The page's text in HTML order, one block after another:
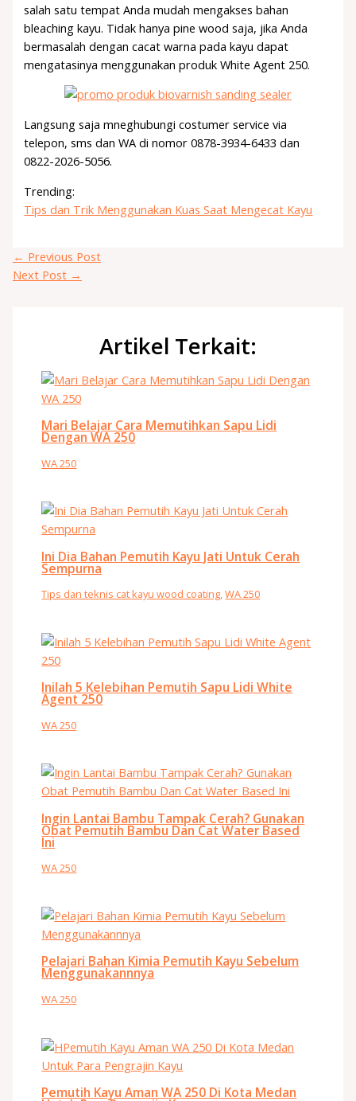
salah satu tempat Anda mudah mengakses bahan
bleaching kayu. Tidak hanya pine wood saja, jika Anda
bermasalah dengan cacat warna pada kayu dapat
mengatasinya menggunakan produk White Agent 250.
Langsung saja mneghubungi costumer service via
telepon, sms dan WA di nomor 0878-3934-6433 dan
0822-2026-5056.
Trending:
Tips dan Trik Menggunakan Kuas Saat Mengecat Kayu
← Previous Post
Next Post →
Artikel Terkait:
Mari Belajar Cara Memutihkan Sapu Lidi
Dengan WA 250
WA 250
Ini Dia Bahan Pemutih Kayu Jati Untuk Cerah
Sempurna
Tips dan teknis cat kayu wood coating,WA 250
Inilah 5 Kelebihan Pemutih Sapu Lidi White
Agent 250
WA 250
Ingin Lantai Bambu Tampak Cerah? Gunakan
Obat Pemutih Bambu Dan Cat Water Based
Ini
WA 250
Pelajari Bahan Kimia Pemutih Kayu Sebelum
Menggunakannnya
WA 250
Pemutih Kayu Aman WA 250 Di Kota Medan